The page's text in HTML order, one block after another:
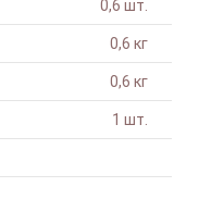
0,6 шт.
0,6 кг
0,6 кг
1 шт.